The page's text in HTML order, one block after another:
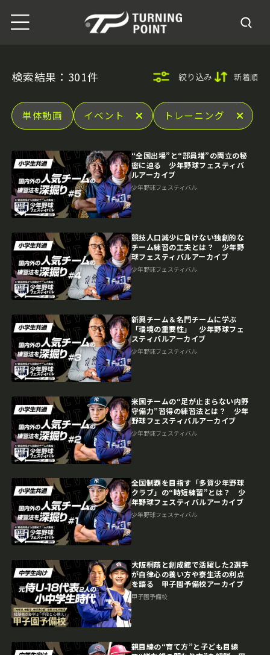
検索結果：301件 絞り込み 新着順
単体動画 イベント トレーニング
“全国出場”と“部員増”の両立の秘
密に迫る 少年野球フェスティバ
ルアーカイブ
少年野球フェスティバル
競技人口減少に負けない独創的な
チーム練習の工夫とは？ 少年野
球フェスティバルアーカイブ
少年野球フェスティバル
新興チーム＆名門チームに学ぶ
「環境の重要性」 少年野球フェ
スティバルアーカイブ
少年野球フェスティバル
米国チームの“足が止まらない内野
守備力”習得の練習法とは？ 少年
野球フェスティバルアーカイブ
少年野球フェスティバル
全国制覇を目指す「多賀少年野球
クラブ」の“時短練習”とは？ 少
年野球フェスティバルアーカイブ
少年野球フェスティバル
大阪桐蔭と創成館で活躍した2選手
が自律心の養い方や寮生活の利点
を語る 甲子園予備校アーカイブ
甲子園予備校
親目線の“育て方”と子ども目線